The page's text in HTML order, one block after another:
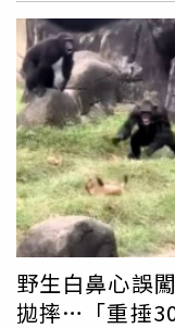
到通知後到場先安撫
再出去救援白鼻心
衛所檢驗是否帶有
場檢查環境是否有
全後再讓黑猩猩們
是很緊張的豎著毛
四周環山，自然環
於夜間出沒於園區
人工建物巡邏覓食
鼻心誤入 黑猩猩獸
防範措施，防止動
野生白鼻心誤
拋摔…「重捶